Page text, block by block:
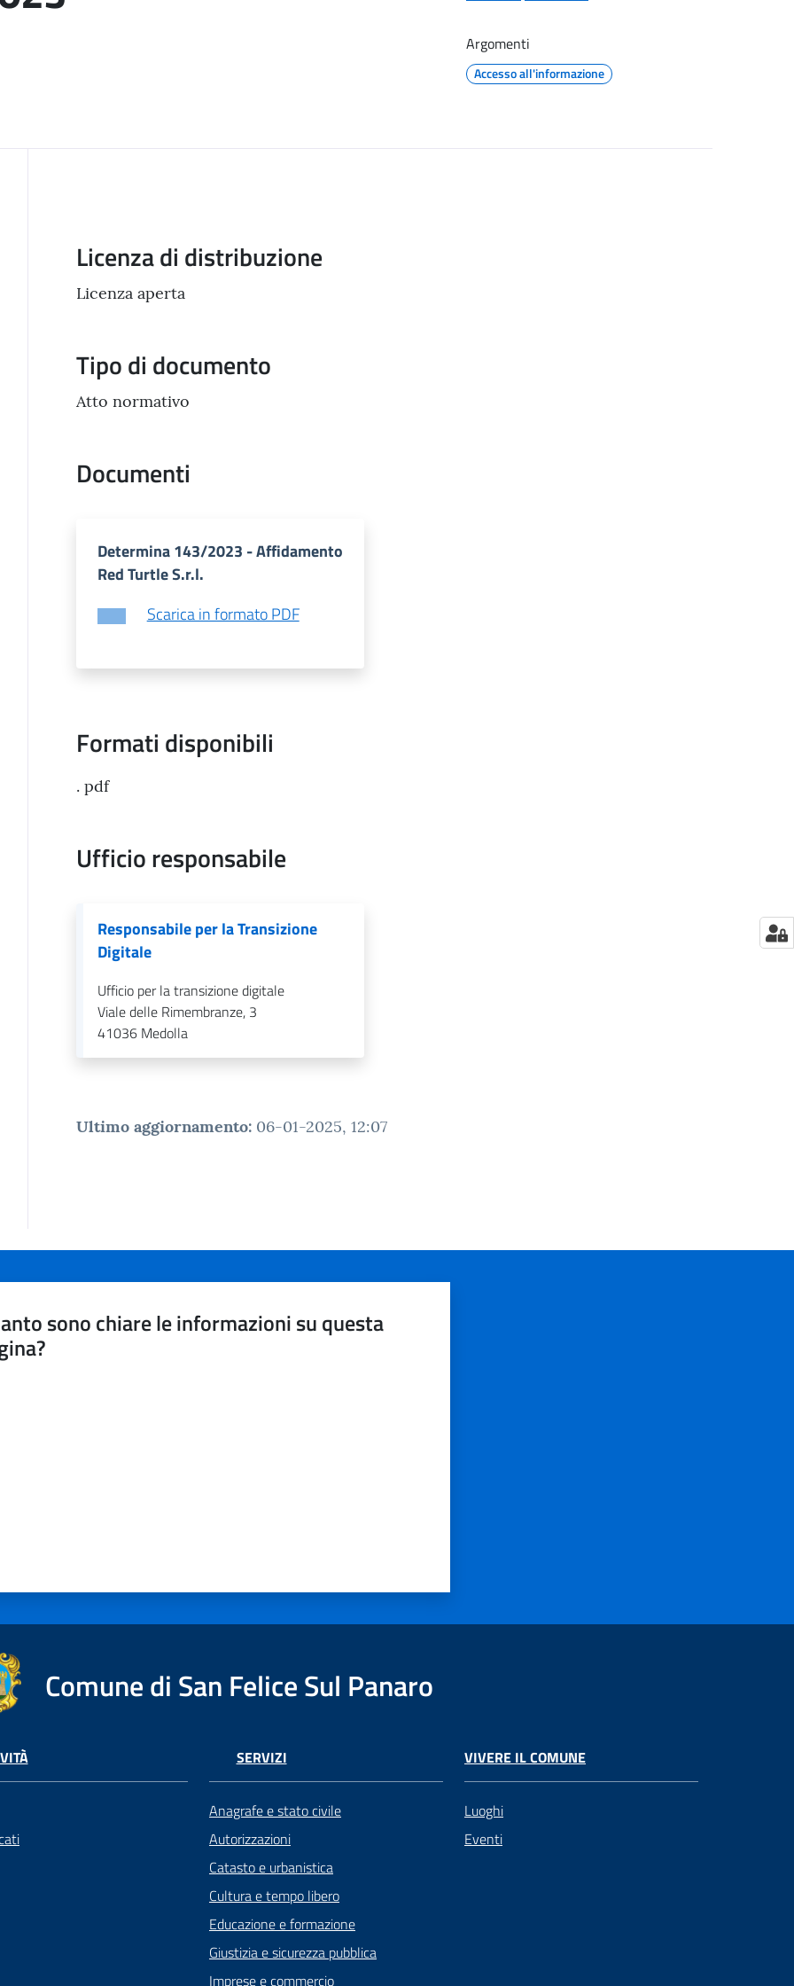
Argomenti
Accesso all'informazione
Descrizione
Licenza di distribuzione
Licenza aperta
Tipo di documento
Atto normativo
Documenti
Determina 143/2023 - Affidamento
Red Turtle S.r.l.
Scarica in formato PDF
Formati disponibili
. pdf
Ufficio responsabile
Responsabile per la Transizione
Digitale
Ufficio per la transizione digitale
Viale delle Rimembranze, 3
41036 Medolla
Ultimo aggiornamento: 06-01-2025, 12:07
sono chiare le informazioni su questa
Comune di San Felice Sul Panaro
SERVIZI
Anagrafe e stato civile
Autorizzazioni
Catasto e urbanistica
Cultura e tempo libero
Educazione e formazione
Giustizia e sicurezza pubblica
Imprese e commercio
VIVERE IL COMUNE
Luoghi
Eventi